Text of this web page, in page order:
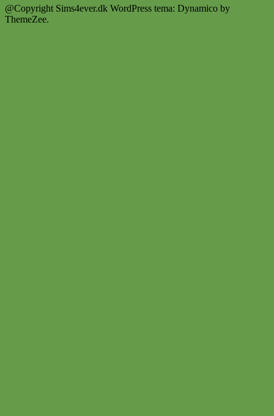
@Copyright Sims4ever.dk WordPress tema: Dynamico by
ThemeZee.